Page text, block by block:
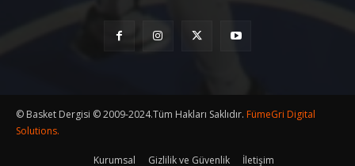
© Basket Dergisi © 2009-2024.Tüm Hakları Saklıdır. FümeGri Digital
Solutions.
Kurumsal Gizlilik ve Güvenlik İletişim